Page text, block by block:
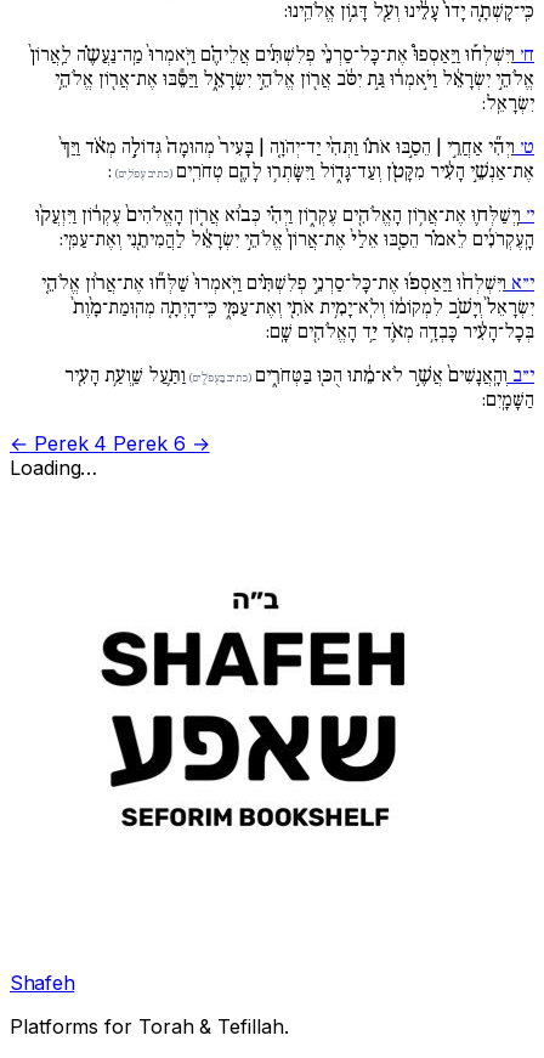
כִּֽי־קָשְׁתָ֚ה יָדוֹ֙ עָלֵ֔ינוּ וְעַ֖ל דָּג֥וֹן אֱלֹהֵֽינוּ:
ח׳ וַיִּשְׁלְח֡וּ וַיַּאַסְפוּ֩ אֶת־כָּל־סַרְנֵ֨י פְלִשְׁתִּ֜ים אֲלֵיהֶ֗ם וַיֹּֽאמְרוּ֙ מַֽה־נַּעֲשֶֹ֗ה לַֽאֲרוֹן֙
אֱלֹהֵ֣י יִשְׂרָאֵ֔ל וַיֹּ֣אמְר֔וּ גַּ֣ת יִסֹּ֔ב אֲר֖וֹן אֱלֹהֵ֣י יִשְׂרָאֵ֑ל וַיַּסֵּ֕בּוּ אֶת־אֲר֖וֹן אֱלֹהֵ֥י
יִשְׂרָאֵֽל:
ט׳ וַיְהִ֞י אַחֲרֵ֣י | הֵסַ֣בּוּ אֹת֗וֹ וַתְּהִ֨י יַד־יְהֹוָ֚ה | בָּעִיר֙ מְהוּמָה֙ גְּדוֹלָ֣ה מְאֹ֔ד וַיַּךְ֙
אֶת־אַנְשֵׁ֣י הָעִ֔יר מִקָּטֹ֖ן וְעַד־גָּד֑וֹל וַיִּשָּׂתְר֥וּ לָהֶ֖ם טְחֹרִֽים (כתיב עְפֹלִֽים) :
י׳ וַֽיְשַׁלְּח֛וּ אֶת־אֲר֥וֹן הָאֱלֹהִ֖ים עֶקְר֑וֹן וַיְהִ֗י כְּב֨וֹא אֲר֚וֹן הָאֱלֹהִים֙ עֶקְר֔וֹן וַיִּזְעֲק֨וּ
הָֽעֶקְרֹנִ֜ים לֵאמֹ֗ר הֵסַ֚בּוּ אֵלַי֙ אֶת־אֲרוֹן֙ אֱלֹהֵ֣י יִשְׂרָאֵ֔ל לַהֲמִיתֵ֖נִי וְאֶת־עַמִּֽי:
י״א וַיִּשְׁלְח֨וּ וַיַּאַסְפ֜וּ אֶת־כָּל־סַרְנֵ֣י פְלִשְׁתִּ֗ים וַיֹּֽאמְרוּ֙ שַׁלְּח֞וּ אֶת־אֲר֨וֹן אֱלֹהֵ֚י
יִשְׂרָאֵל֙ וְיָשֹׁ֣ב לִמְקוֹמ֔וֹ וְלֹֽא־יָמִ֥ית אֹתִ֖י וְאֶת־עַמִּ֑י כִּֽי־הָיְתָ֚ה מְהֽוּמַת־מָ֙וֶת֙
בְּכָל־הָעִ֔יר כָּבְדָ֥ה מְאֹ֛ד יַ֥ד הָאֱלֹהִ֖ים שָֽׁם:
י״ב וְהָֽאֲנָשִׁים֙ אֲשֶׁ֣ר לֹא־מֵ֔תוּ הֻכּ֖וּ בַּטְּחֹרִ֑ים (כתיב בַּעְפֹלִ֑ים) וַתַּ֛עַל שַֽׁוְעַ֥ת הָעִ֖יר
הַשָּׁמָֽיִם:
← Perek 4 Perek 6 →
Loading…
Shafeh
Platforms for Torah & Tefillah.